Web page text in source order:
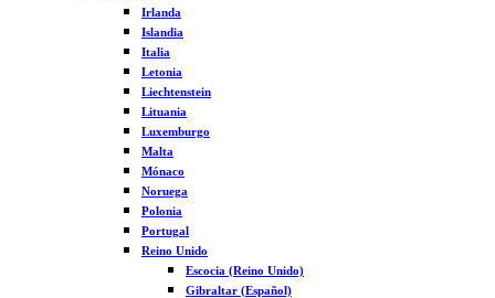
Irlanda
Islandia
Italia
Letonia
Liechtenstein
Lituania
Luxemburgo
Malta
Mónaco
Noruega
Polonia
Portugal
Reino Unido
Escocia (Reino Unido)
Gibraltar (Español)